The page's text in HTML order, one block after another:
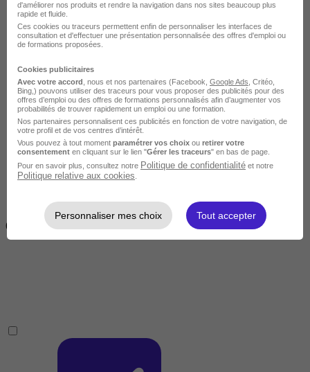
Intermédiaire
2 semaines à 4 mois
( 70h à 560h)
d'améliorer nos produits et rendre la navigation dans nos sites beaucoup plus
rapide et fluide.
Ces cookies ou traceurs permettent enfin de personnaliser les interfaces de
consultation et d'effectuer une présentation personnalisée des offres d'emploi ou
de formations proposées.
Cookies publicitaires
Avec votre accord , nous et nos partenaires (Facebook, Google Ads , Critéo,
Bing,) pouvons utiliser des traceurs pour vous proposer des publicités pour des
offres d’emploi ou des offres de formations personnalisés afin d’augmenter vos
probabilités de trouver rapidement un emploi ou une formation.
Nos partenaires personnalisent ces publicités en fonction de votre navigation, de
votre profil et de vos centres d’intérêt.
Vous pouvez à tout moment paramétrer vos choix ou retirer votre
consentement en cliquant sur le lien "Gérer les traceurs" en bas de page.
Pour en savoir plus, consultez notre Politique de confidentialité et notre
Politique relative aux cookies
Personnaliser mes choix Tout accepter